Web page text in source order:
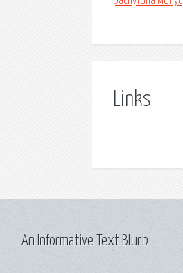
Links
An Informative Text Blurb